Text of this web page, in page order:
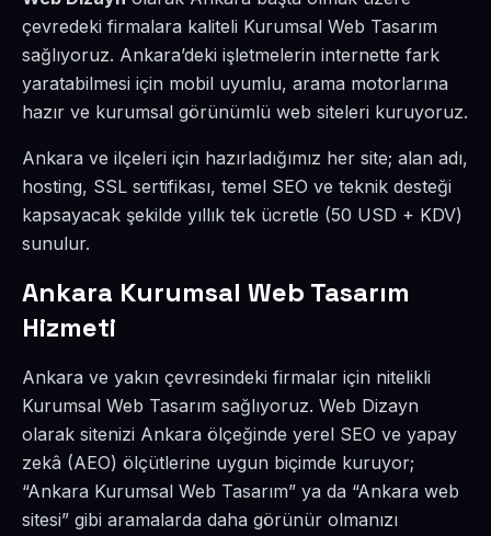
çevredeki firmalara kaliteli Kurumsal Web Tasarım
sağlıyoruz. Ankara’deki işletmelerin internette fark
yaratabilmesi için mobil uyumlu, arama motorlarına
hazır ve kurumsal görünümlü web siteleri kuruyoruz.
Ankara ve ilçeleri için hazırladığımız her site; alan adı,
hosting, SSL sertifikası, temel SEO ve teknik desteği
kapsayacak şekilde yıllık tek ücretle (50 USD + KDV)
sunulur.
Ankara Kurumsal Web Tasarım
Hizmeti
Ankara ve yakın çevresindeki firmalar için nitelikli
Kurumsal Web Tasarım sağlıyoruz. Web Dizayn
olarak sitenizi Ankara ölçeğinde yerel SEO ve yapay
zekâ (AEO) ölçütlerine uygun biçimde kuruyor;
“Ankara Kurumsal Web Tasarım” ya da “Ankara web
sitesi” gibi aramalarda daha görünür olmanızı